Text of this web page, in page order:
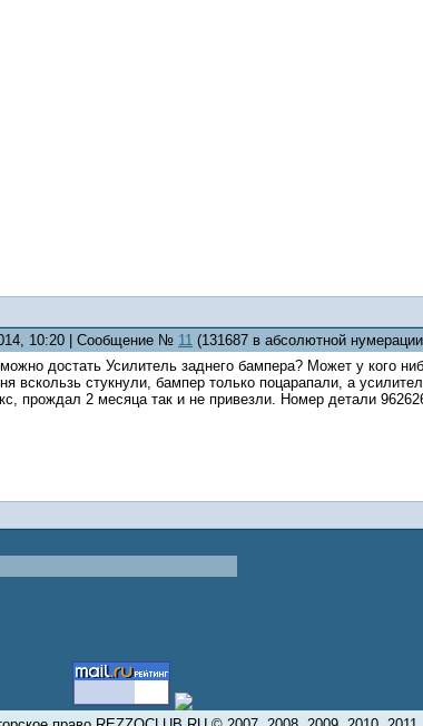
10:20 | Сообщение № 11 (131687 в абсолютной
достать Усилитель заднего бампера? Может у кого
вскользь стукнули, бампер только поцарапали, а
прождал 2 месяца так и не привезли. Номер детали